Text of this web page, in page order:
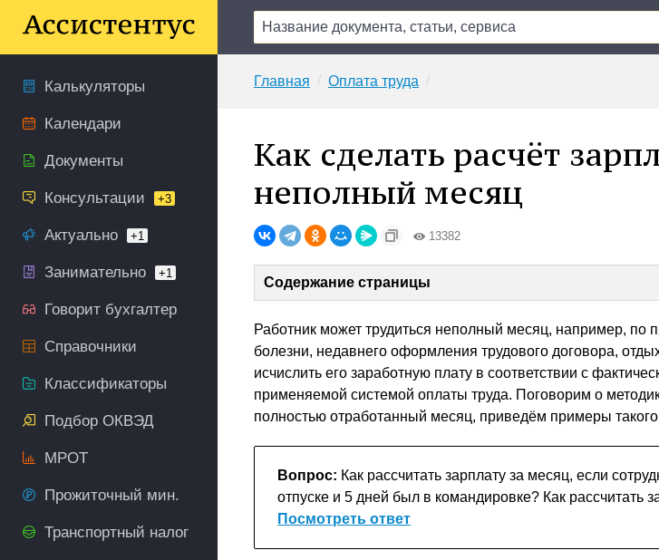
Калькуляторы
Календари
Документы
Консультации +3
Актуально +1
Занимательно +1
Говорит бухгалтер
Справочники
Классификаторы
Подбор ОКВЭД
МРОТ
Прожиточный мин.
Транспортный налог
Главная Оплата труда
Как сделать расчёт
неполный месяц
13382
Содержание страницы
Работник может трудиться неполный месяц, например, по
болезни, недавнего оформления трудового договора,
исчислить его заработную плату в соответствии с
применяемой системой оплаты труда. Поговорим о
полностью отработанный месяц, приведём примеры такого
Вопрос: Как рассчитать зарплату за месяц, если
отпуске и 5 дней был в командировке? Как рассчитать
Посмотреть ответ